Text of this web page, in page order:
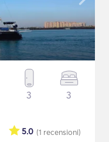
3 3
(1 recensioni)
5.0